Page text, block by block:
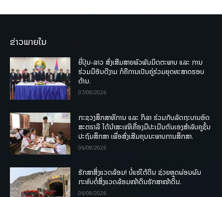
ຂ່າວພາຍໃນ
ຍີ່ປຸ່ນ-ລາວ ສົ່ງເສີມສາຍພົວພັນມິດຕະພາບ ແລະ ການ
ຮ່ວມມືອັນດີງາມ ກໍຄືການເປັນຄູ່ຮ່ວມຍຸດທະສາດຮອບ
ດ້ານ.
07/08/2026
ກະຊວງສຶກສາທິການ ແລະ ກິລາ ຮ່ວມກັບລັດຖະບານອົດ
ສະຕຣາລີ ໄດ້ນຳສະເໜີເຄື່ອງມືປະເມີນຕົນເອງສຳລັບຄູຊັ້ນ
ປະຖົມສຶກສາ ເພື່ອສົ່ງເສີມຄຸນນະພາບການສຶກສາ.
06/08/2026
ຮັກສາສິ່ງແວດລ້ອມ! ບໍ່ແຮ່ໃຕ້ດິນ ຊ່ວຍຫຼຸດຜ່ອນຜົນ
ກະທົບຕໍ່ສິ່ງແວດລ້ອມໜ້າດິນຮັກສາໜ້າດິນ.
06/08/2026